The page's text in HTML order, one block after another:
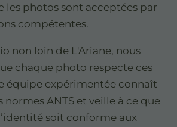
les photos sont acceptées par
compétentes.
non loin de L'Ariane, nous
chaque photo respecte ces
équipe expérimentée connaît
ANTS et veille à ce que
soit conforme aux